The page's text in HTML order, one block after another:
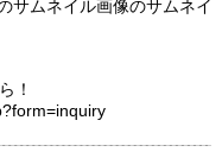
！